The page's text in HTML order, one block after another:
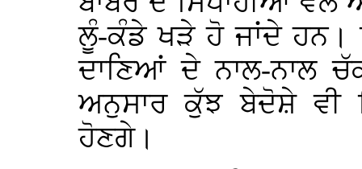
ਲੂੰ-ਕੰਡੇ ਖੜੇ ਹੋ ਜਾਂਦੇ ਹਨ।
ਦਾਣਿਆਂ ਦੇ ਨਾਲ-ਨਾਲ
ਅਨੁਸਾਰ ਕੁੱਝ ਬੇਦੋਸ਼ੇ
ਹੋਣਗੇ।